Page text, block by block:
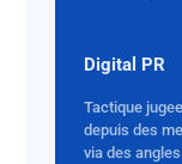
Digital PR
Tactique
depuis des
via des